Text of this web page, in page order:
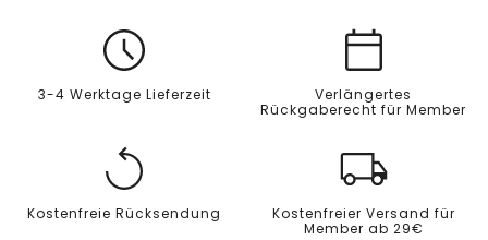
3-4 Werktage Lieferzeit
Verlängertes
Rückgaberecht für Member
Kostenfreie Rücksendung
Kostenfreier Versand für
Member ab 29€